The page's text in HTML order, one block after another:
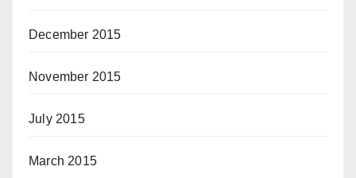
December 2015
November 2015
July 2015
March 2015